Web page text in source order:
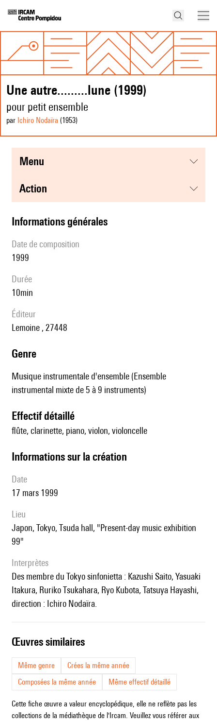
Une autre.........lune (1999)
pour petit ensemble
par Ichiro Nodaïra (1953)
menu
action
informations générales
date de composition
1999
durée
10min
éditeur
Lemoine , 27448
genre
Musique instrumentale d'ensemble (Ensemble
instrumental mixte de 5 à 9 instruments)
effectif détaillé
flûte, clarinette, piano, violon, violoncelle
informations sur la création
date
17 mars 1999
lieu
Japon, Tokyo, Tsuda hall, "Present-day music exhibition
99"
interprètes
des membre du Tokyo sinfonietta : Kazushi Saito, Yasuaki
Itakura, Ruriko Tsukahara, Ryo Kubota, Tatsuya Hayashi,
direction : Ichiro Nodaïra.
œuvres similaires
Même genre
Crées la même année
Composées la même année
Même effectif détaillé
Cette fiche œuvre a valeur encyclopédique, elle ne reflète pas les
collections de la médiathèque de l'Ircam. Veuillez vous référer aux